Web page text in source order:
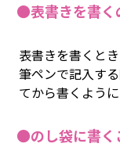
●表書きを書く
表書きを書くとき
筆ペンで記入す
てから書くよう
●のし袋に書く